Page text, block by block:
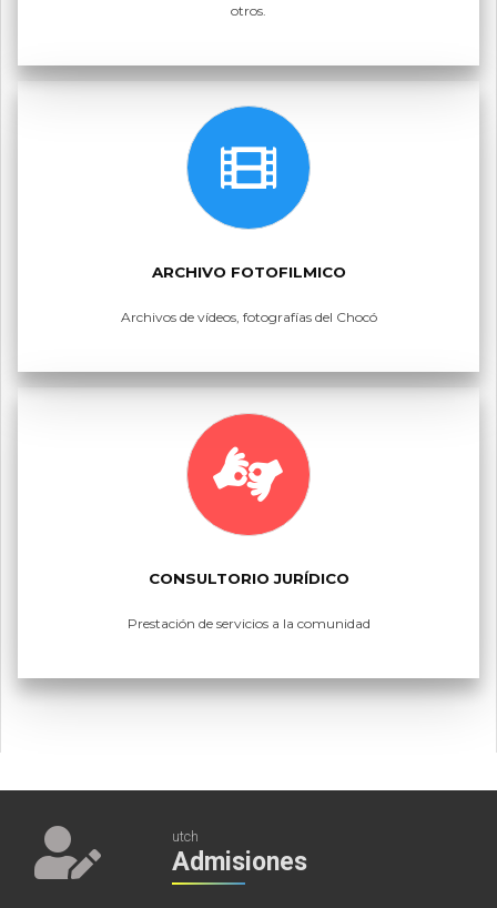
otros.
ARCHIVO FOTOFILMICO
Archivos de vídeos, fotografías del Chocó
CONSULTORIO JURÍDICO
Prestación de servicios a la comunidad
utch
Admisiones